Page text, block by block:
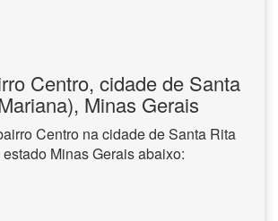
Centro, cidade de Santa
Minas Gerais
Centro na cidade de Santa Rita
Minas Gerais abaixo: